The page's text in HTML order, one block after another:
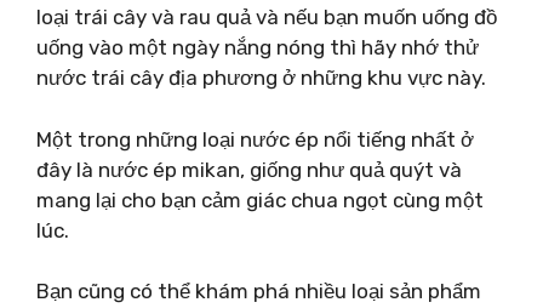
loại trái cây và rau quả và nếu bạn muốn uống đồ
uống vào một ngày nắng nóng thì hãy nhớ thử
nước trái cây địa phương ở những khu vực này.
Một trong những loại nước ép nổi tiếng nhất ở
đây là nước ép mikan, giống như quả quýt và
mang lại cho bạn cảm giác chua ngọt cùng một
lúc.
Bạn cũng có thể khám phá nhiều loại sản phẩm